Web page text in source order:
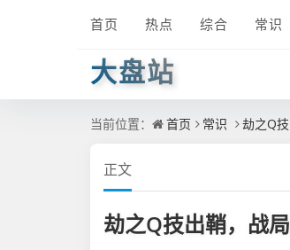
首页 热点 综合 常识
大盘站
当前位置： 首页 常识 劫之Q
正文
劫之Q技出鞘，战